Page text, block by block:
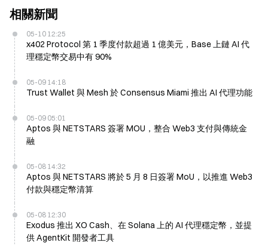
相關新聞
05-10 12:25
x402 Protocol 第 1 季度付款超過 1 億美元，Base 上鏈 AI 代
理穩定幣交易中有 90%
05-09 14:18
Trust Wallet 與 Mesh 於 Consensus Miami 推出 AI 代理功能
05-09 05:01
Aptos 與 NETSTARS 簽署 MOU，整合 Web3 支付與傳統金
融
05-08 14:32
Aptos 與 NETSTARS 將於 5 月 8 日簽署 MoU，以推進 Web3
付款與穩定幣清算
05-08 12:30
Exodus 推出 XO Cash、在 Solana 上的 AI 代理穩定幣，並提
供 AgentKit 開發者工具